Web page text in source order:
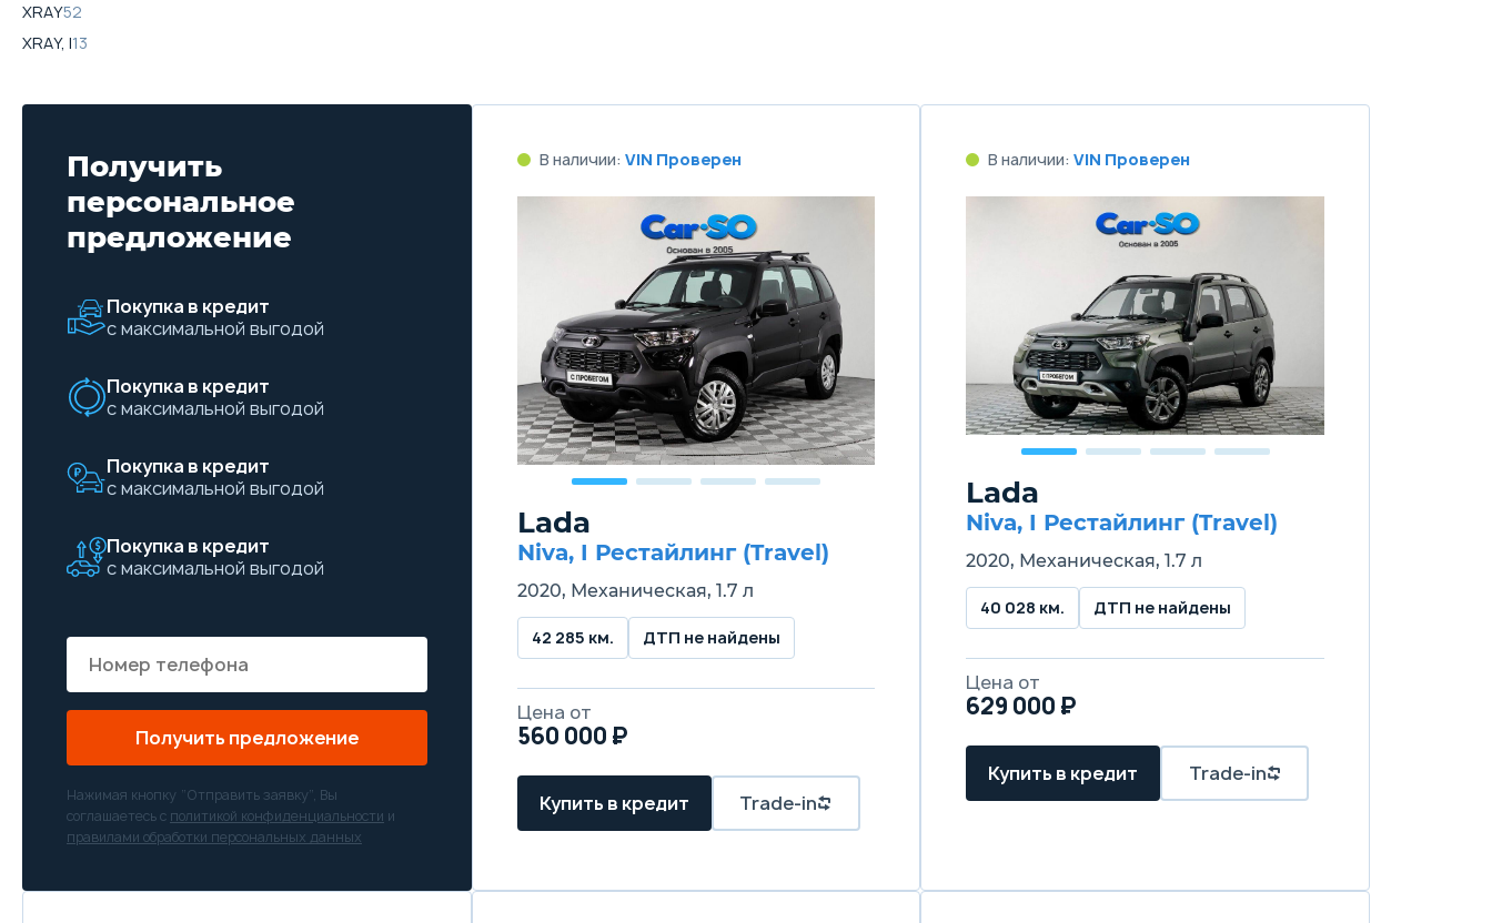
XRAY52
XRAY, I13
Получить
персональное
предложение
Покупка в кредит
с максимальной выгодой
Покупка в кредит
с максимальной выгодой
Покупка в кредит
с максимальной выгодой
Покупка в кредит
с максимальной выгодой
Получить предложение
Нажимая кнопку “Отправить заявку”, Вы
соглашаетесь с политикой конфиденциальности и
правилами обработки персональных данных
В наличии: VIN Проверен
Lada
Niva, I Рестайлинг (Travel)
2020, Механическая, 1.7 л
42 285 км. ДТП не найдены
Цена от
560 000 ₽
Купить в кредит Trade-in
В наличии: VIN Проверен
Lada
Niva, I Рестайлинг (Travel)
2020, Механическая, 1.7 л
40 028 км. ДТП не найдены
Цена от
629 000 ₽
Купить в кредит Trade-in